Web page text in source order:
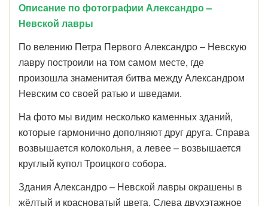
Описание по фотографии Александро –
Невской лавры
По велению Петра Первого Александро – Невскую
лавру построили на том самом месте, где
произошла знаменитая битва между Александром
Невским со своей ратью и шведами.
На фото мы видим несколько каменных зданий,
которые гармонично дополняют друг друга. Справа
возвышается колокольня, а левее – возвышается
круглый купол Троицкого собора.
Здания Александро – Невской лавры окрашены в
жёлтый и красноватый цвета. Слева двухэтажное